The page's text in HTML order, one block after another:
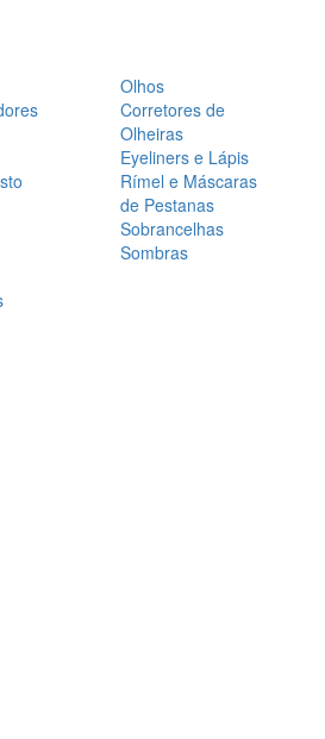
Olhos
Corretores de
Olheiras
Eyeliners e Lápis
Rímel e Máscaras
de Pestanas
Sobrancelhas
Sombras